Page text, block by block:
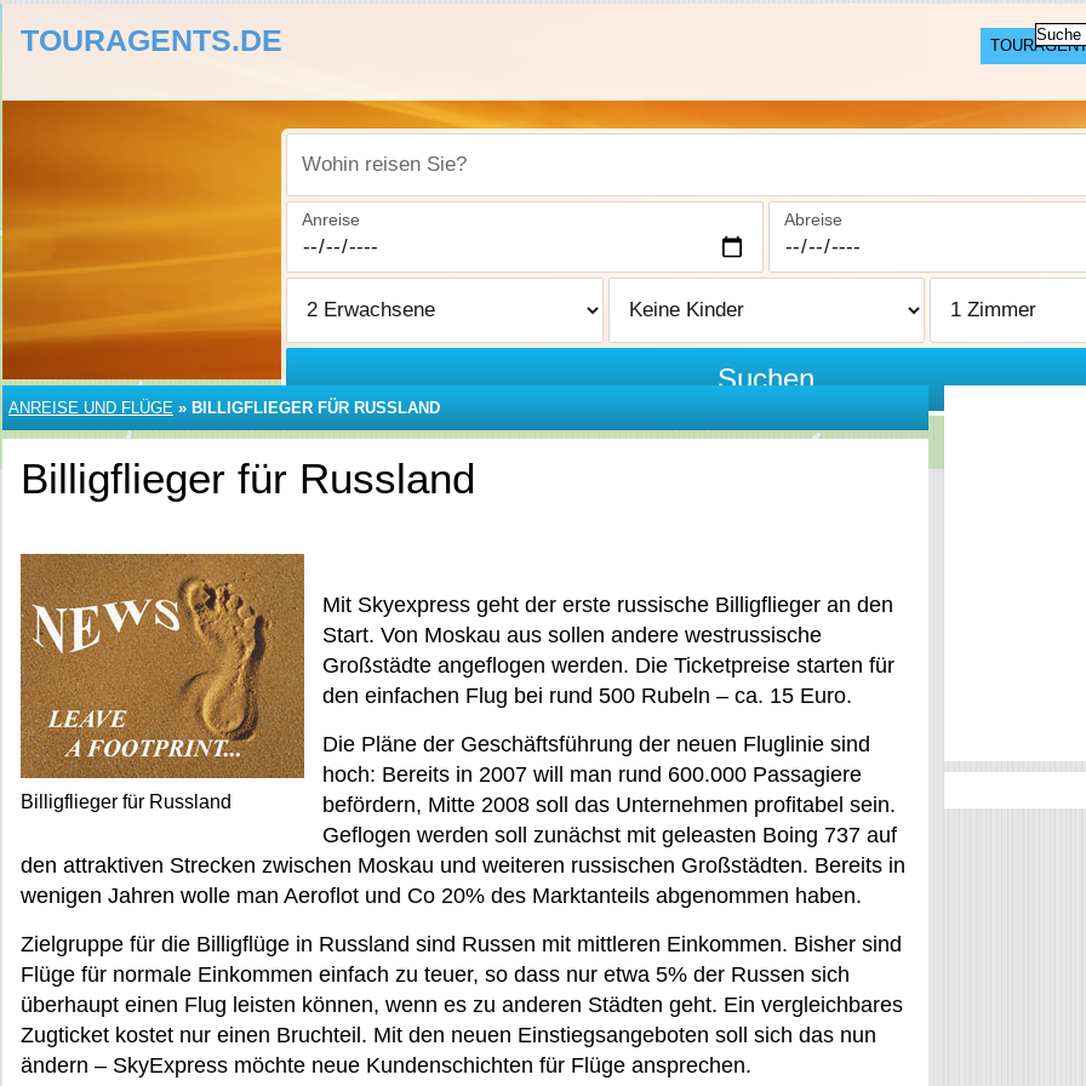
TOURAGENTS.DE
Wohin reisen Sie?
Anreise Abreise
Suchen
ANREISE UND FLÜGE » BILLIGFLIEGER FÜR RUSSLAND
Billigflieger für Russland
Billigflieger für Russland
Mit Skyexpress geht der erste russische Billigflieger an den
Start. Von Moskau aus sollen andere westrussische
Großstädte angeflogen werden. Die Ticketpreise starten für
den einfachen Flug bei rund 500 Rubeln – ca. 15 Euro.
Die Pläne der Geschäftsführung der neuen Fluglinie sind
hoch: Bereits in 2007 will man rund 600.000 Passagiere
befördern, Mitte 2008 soll das Unternehmen profitabel sein.
Geflogen werden soll zunächst mit geleasten Boing 737 auf
den attraktiven Strecken zwischen Moskau und weiteren russischen Großstädten. Bereits in
wenigen Jahren wolle man Aeroflot und Co 20% des Marktanteils abgenommen haben.
Zielgruppe für die Billigflüge in Russland sind Russen mit mittleren Einkommen. Bisher sind
Flüge für normale Einkommen einfach zu teuer, so dass nur etwa 5% der Russen sich
überhaupt einen Flug leisten können, wenn es zu anderen Städten geht. Ein vergleichbares
Zugticket kostet nur einen Bruchteil. Mit den neuen Einstiegsangeboten soll sich das nun
ändern – SkyExpress möchte neue Kundenschichten für Flüge ansprechen.